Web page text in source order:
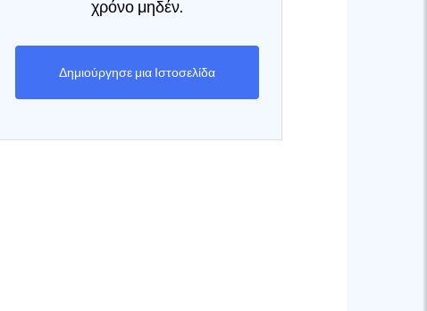
χρόνο μηδέν.
Δημιούργησε μια Ιστοσελίδα